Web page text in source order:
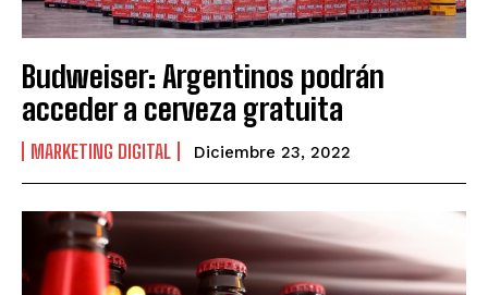
Budweiser: Argentinos podrán
acceder a cerveza gratuita
MARKETING DIGITAL Diciembre 23, 2022